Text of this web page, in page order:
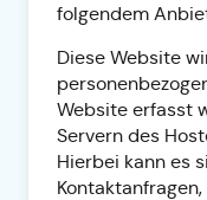
folgendem
Diese Website
Website erfasst
Servern des
Hierbei kann es